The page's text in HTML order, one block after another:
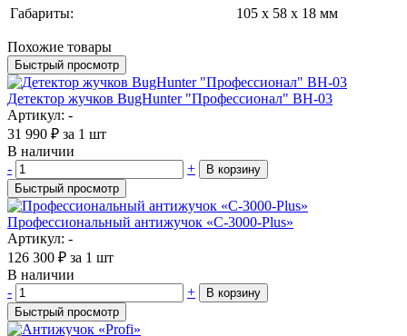
Габариты: 105 x 58 x 18 мм
Похожие товары
Быстрый просмотр
Детектор жучков BugHunter "Профессионал­" BH-03
Артикул: -
31 990 ₽ за 1 шт
В наличии
-
+
В корзину
Быстрый просмотр
Профессиональный антижучок «C-3000-Plus»
Артикул: -
126 300 ₽ за 1 шт
В наличии
-
+
В корзину
Быстрый просмотр